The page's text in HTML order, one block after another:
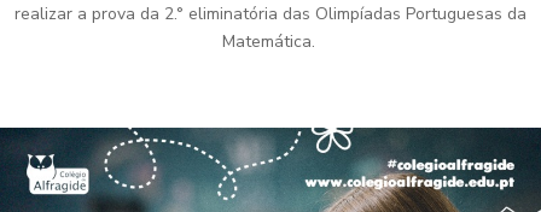
realizar a prova da 2.° eliminatória das Olimpíadas Portuguesas da
Matemática.